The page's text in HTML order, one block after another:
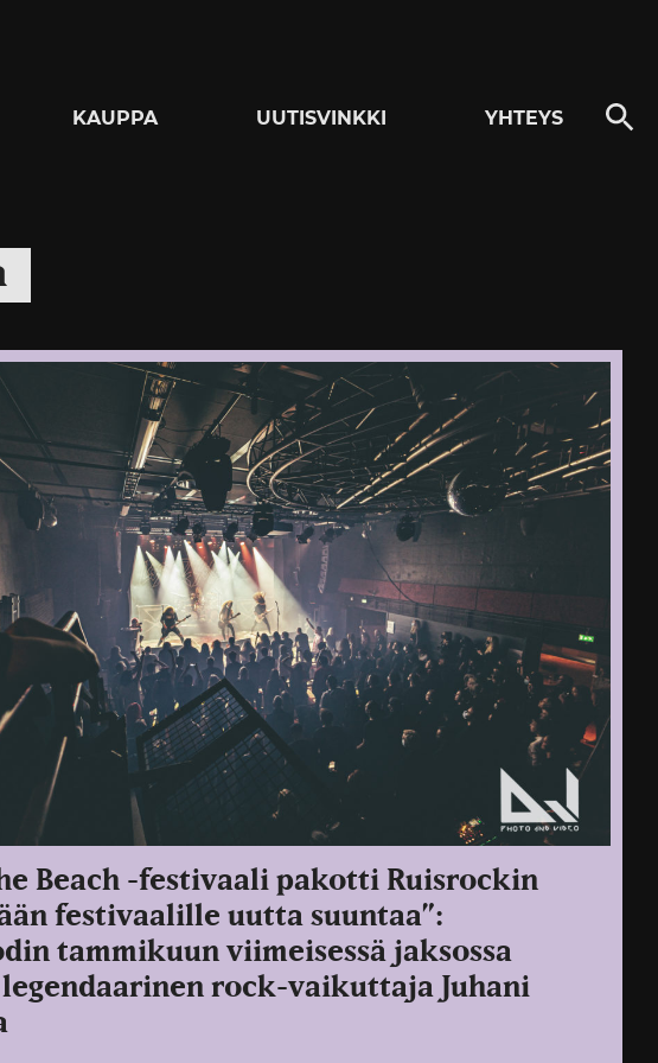
KAUPPA UUTISVINKKI YHTEYS
Beach -festivaali pakotti Ruisrockin
festivaalille uutta suuntaa”:
tammikuun viimeisessä jaksossa
legendaarinen rock-vaikuttaja Juhani